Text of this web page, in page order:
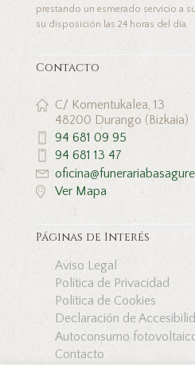
prestando un esmerado servicio a
su disposición las 24 horas del día.
Contacto
C/ Komentukalea, 13
48200 Durango (Bizkaia)
94 681 09 95
94 681 13 47
Ver Mapa
Páginas de Interés
Aviso Legal
Política de Privacidad
Política de Cookies
Declaración de
Autoconsumo
Contacto